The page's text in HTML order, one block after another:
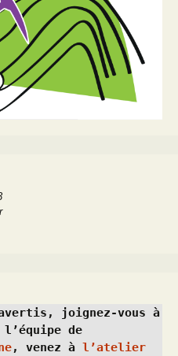
avertis, joignez-vous à
, venez à l’atelier